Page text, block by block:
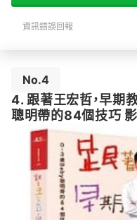
資訊錯誤回報
No.4
4. 跟著王宏哲，早期
聰明帶的84個技巧